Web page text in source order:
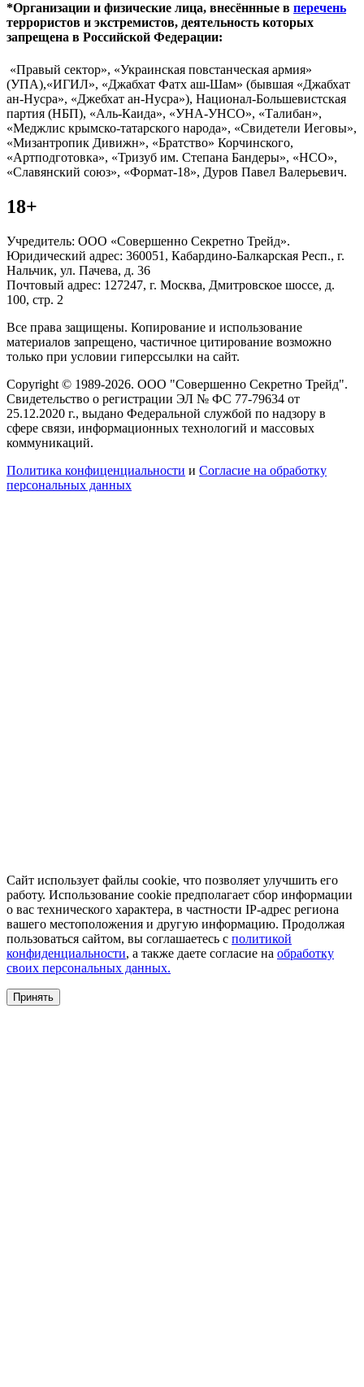
*Организации и физические лица, внесённные в перечень
террористов и экстремистов, деятельность которых
запрещена в Российской Федерации:
«Правый сектор», «Украинская повстанческая армия»
(УПА),«ИГИЛ», «Джабхат Фатх аш-Шам» (бывшая «Джабхат
ан-Нусра», «Джебхат ан-Нусра»), Национал-Большевистская
партия (НБП), «Аль-Каида», «УНА-УНСО», «Талибан»,
«Меджлис крымско-татарского народа», «Свидетели Иеговы»,
«Мизантропик Дивижн», «Братство» Корчинского,
«Артподготовка», «Тризуб им. Степана Бандеры», «НСО»,
«Славянский союз», «Формат-18», Дуров Павел Валерьевич.
18+
Учредитель: ООО «Совершенно Секретно Трейд».
Юридический адрес: 360051, Кабардино-Балкарская Респ., г.
Нальчик, ул. Пачева, д. 36
Почтовый адрес: 127247, г. Москва, Дмитровское шоссе, д.
100, стр. 2
Все права защищены. Копирование и использование
материалов запрещено, частичное цитирование возможно
только при условии гиперссылки на сайт.
Copyright © 1989-2026. ООО "Совершенно Секретно Трейд".
Свидетельство о регистрации ЭЛ № ФС 77-79634 от
25.12.2020 г., выдано Федеральной службой по надзору в
сфере связи, информационных технологий и массовых
коммуникаций.
Политика конфиценциальности и Согласие на обработку
персональных данных
Сайт использует файлы cookie, что позволяет улучшить его
работу. Использование cookie предполагает сбор информации
о вас технического характера, в частности IP-адрес региона
вашего местоположения и другую информацию. Продолжая
пользоваться сайтом, вы соглашаетесь с политикой
конфиденциальности, а также даете согласие на обработку
своих персональных данных.
Принять